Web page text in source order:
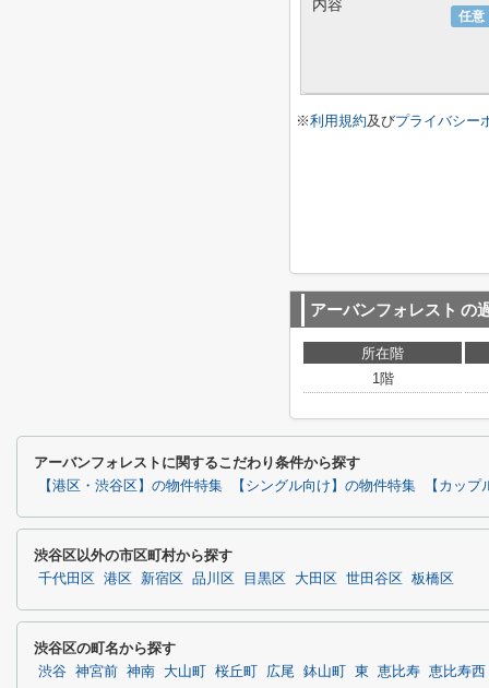
任意
内容
※利用規約及びプライバシー
アーバンフォレスト の
所在階
1階
アーバンフォレストに関するこだわり条件から探す
【港区・渋谷区】の物件特集 【シングル向け】の物件特集 【カッ
渋谷区以外の市区町村から探す
千代田区 港区 新宿区 品川区 目黒区 大田区 世田谷区 板橋区
渋谷区の町名から探す
渋谷 神宮前 神南 大山町 桜丘町 広尾 鉢山町 東 恵比寿 恵比寿西